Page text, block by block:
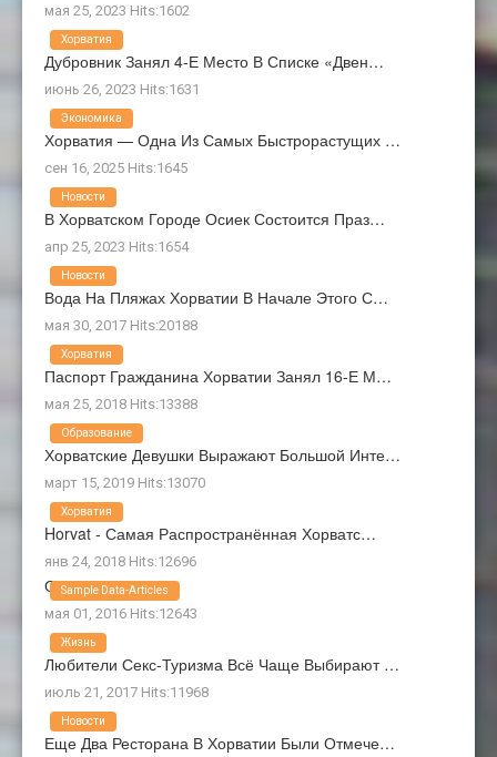
мая 25, 2023 Hits:1602
Дубровник Занял 4-Е Место В Списке «Двен…
июнь 26, 2023 Hits:1631
Хорватия
Хорватия — Одна Из Самых Быстрорастущих …
сен 16, 2025 Hits:1645
Экономика
В Хорватском Городе Осиек Состоится Праз…
апр 25, 2023 Hits:1654
Новости
Вода На Пляжах Хорватии В Начале Этого С…
мая 30, 2017 Hits:20188
Новости
Паспорт Гражданина Хорватии Занял 16-Е М…
мая 25, 2018 Hits:13388
Хорватия
Хорватские Девушки Выражают Большой Инте…
март 15, 2019 Hits:13070
Образование
Horvat - Самая Распространённая Хорватс…
янв 24, 2018 Hits:12696
Хорватия
О Нас
мая 01, 2016 Hits:12643
Sample Data-Articles
Любители Секс-Туризма Всё Чаще Выбирают …
июль 21, 2017 Hits:11968
Жизнь
Еще Два Ресторана В Хорватии Были Отмече…
Новости